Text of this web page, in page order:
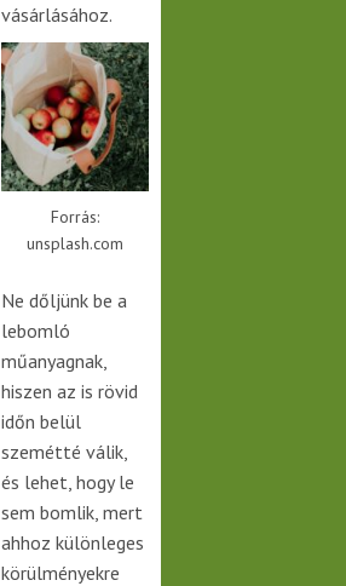
vásárlásához.
Forrás:
unsplash.com
Ne dőljünk be a
lebomló
műanyagnak,
hiszen az is rövid
időn belül
szemétté válik,
és lehet, hogy le
sem bomlik, mert
ahhoz különleges
körülményekre